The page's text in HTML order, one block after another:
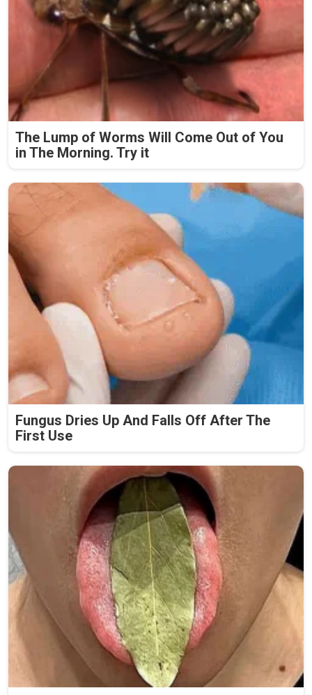
The Lump of Worms Will Come Out of You
in The Morning. Try it
Fungus Dries Up And Falls Off After The
First Use